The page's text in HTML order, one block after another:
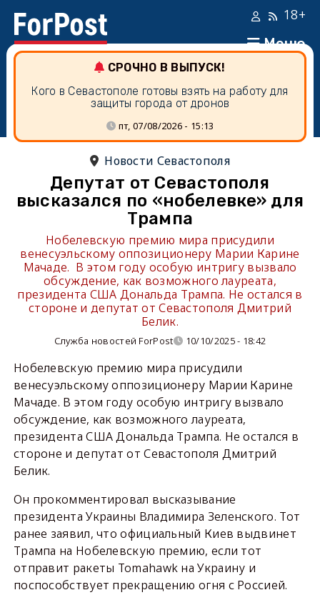
Меню
18+
СРОЧНО В ВЫПУСК!
Кого в Севастополе готовы взять на работу для
защиты города от дронов
пт, 07/08/2026 - 15:13
Новости Севастополя
Депутат от Севастополя
высказался по «нобелевке» для
Трампа
Нобелевскую премию мира присудили
венесуэльскому оппозиционеру Марии Карине
Мачаде. В этом году особую интригу вызвало
обсуждение, как возможного лауреата,
президента США Дональда Трампа. Не остался в
стороне и депутат от Севастополя Дмитрий
Белик.
Служба новостей ForPost 10/10/2025 - 18:42
Нобелевскую премию мира присудили
венесуэльскому оппозиционеру Марии Карине
Мачаде. В этом году особую интригу вызвало
обсуждение, как возможного лауреата,
президента США Дональда Трампа. Не остался в
стороне и депутат от Севастополя Дмитрий
Белик.
Он прокомментировал высказывание
президента Украины Владимира Зеленского. Тот
ранее заявил, что официальный Киев выдвинет
Трампа на Нобелевскую премию, если тот
отправит ракеты Tomahawk на Украину и
поспособствует прекращению огня с Россией.